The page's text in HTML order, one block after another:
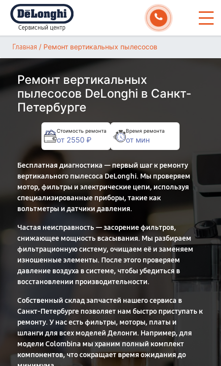
Сервисный центр
Главная / Ремонт вертикальных пылесосов
Ремонт вертикальных
пылесосов DeLonghi в Санкт-
Петербурге
Стоимость ремонта
от 2550 ₽
Время ремонта
от мин
Бесплатная диагностика — первый шаг к ремонту
вертикального пылесоса DeLonghi. Мы проверяем
мотор, фильтры и электрические цепи, используя
специализированные приборы, такие как
вольтметры и датчики давления.
Частая неисправность — засорение фильтров,
снижающее мощность всасывания. Мы разбираем
фильтрационную систему, очищаем её и заменяем
изношенные элементы. После этого проверяем
давление воздуха в системе, чтобы убедиться в
восстановлении производительности.
Собственный склад запчастей нашего сервиса в
Санкт-Петербурге позволяет нам быстро приступать к
ремонту. У нас есть фильтры, моторы, платы и
шланги для всех моделей Делонги. Например, для
модели Colombina мы храним полный комплект
компонентов, что сокращает время ожидания до